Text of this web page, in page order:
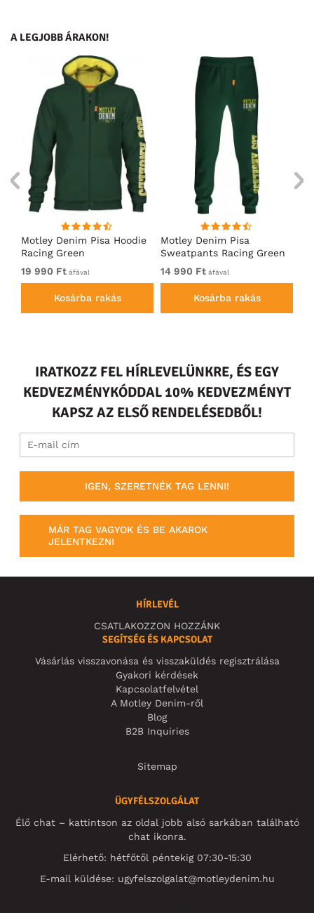
A LEGJOBB ÁRAKON!
Motley Denim Pisa Hoodie
Racing Green
19 990 Ft áfával
Kosárba rakás
Motley Denim Pisa
Sweatpants Racing Green
14 990 Ft áfával
Kosárba rakás
IRATKOZZ FEL HÍRLEVELÜNKRE, ÉS EGY
KEDVEZMÉNYKÓDDAL 10% KEDVEZMÉNYT
KAPSZ AZ ELSŐ RENDELÉSEDBŐL!
IGEN, SZERETNÉK TAG LENNI!
MÁR TAG VAGYOK ÉS BE AKAROK
JELENTKEZNI
HÍRLEVÉL
CSATLAKOZZON HOZZÁNK
SEGÍTSÉG ÉS KAPCSOLAT
Vásárlás visszavonása és visszaküldés regisztrálása
Gyakori kérdések
Kapcsolatfelvétel
A Motley Denim-ről
Blog
B2B Inquiries
Sitemap
ÜGYFÉLSZOLGÁLAT
Élő chat – kattintson az oldal jobb alsó sarkában található
chat ikonra.
Elérhető: hétfőtől péntekig 07:30-15:30
E-mail küldése: ugyfelszolgalat@motleydenim.hu